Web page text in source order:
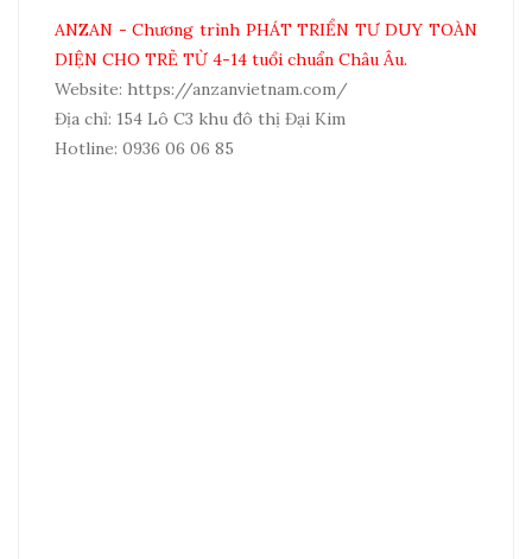
ANZAN - Chương trình PHÁT TRIỂN TƯ DUY TOÀN
DIỆN CHO TRẺ TỪ 4-14 tuổi chuẩn Châu Âu.
Website: https://anzanvietnam.com/
Địa chỉ: 154 Lô C3 khu đô thị Đại Kim
Hotline: 0936 06 06 85